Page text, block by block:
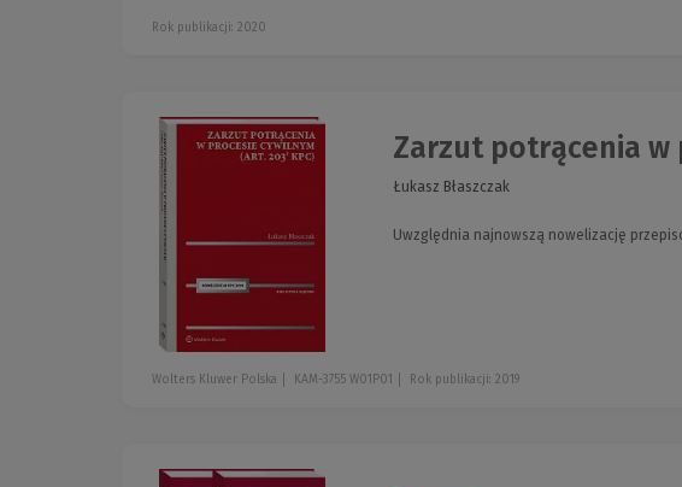
Rok publikacji: 2020
Zarzut potrącenia w
Łukasz Błaszczak
Uwzględnia najnowszą nowelizację
Wolters Kluwer Polska KAM-3755 W01P01 Rok publikacji: 2019